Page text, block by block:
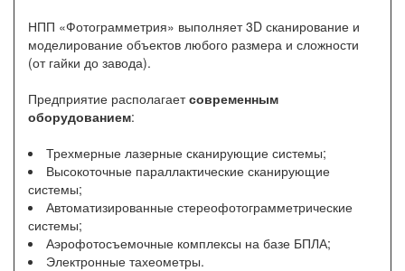
НПП «Фотограмметрия» выполняет 3D сканирование и
моделирование объектов любого размера и сложности
(от гайки до завода).
Предприятие располагаетсовременным
оборудованием:
Трехмерные лазерные сканирующие системы;
Высокоточные параллактические сканирующие
системы;
Автоматизированные стереофотограмметрические
системы;
Аэрофотосъемочные комплексы на базе БПЛА;
Электронные тахеометры.